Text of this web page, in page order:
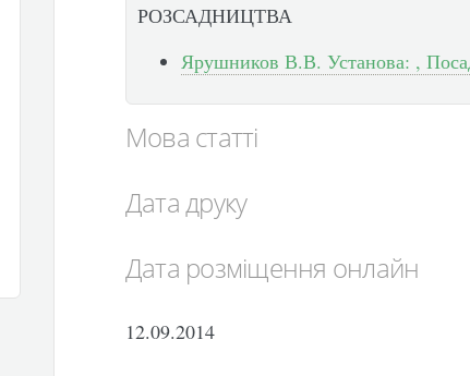
РОЗСАДНИЦТВА
Ярушников В.В. Установа: ,
Мова статті
Дата друку
Дата розміщення онлайн
12.09.2014